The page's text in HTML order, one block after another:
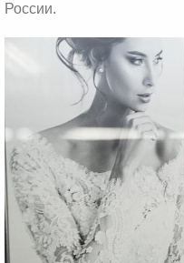
России.